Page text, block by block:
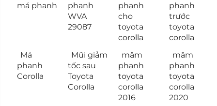
má phanh
phanh
WVA
29087
phanh
cho
toyota
corolla
phanh
trước
toyota
corolla
Má
phanh
Corolla
Mũi giảm
tốc sau
Toyota
Corolla
mâm
phanh
toyota
corolla
2016
mâm
phanh
toyota
corolla
2020